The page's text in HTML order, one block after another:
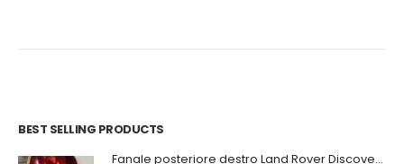
BEST SELLING PRODUCTS